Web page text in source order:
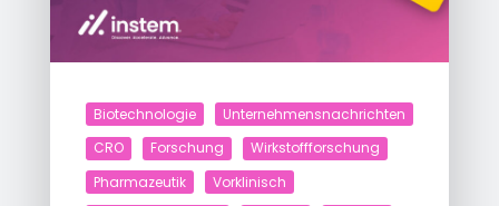
Biotechnologie
Unternehmensnachrichten
CRO
Forschung
Wirkstoffforschung
Pharmazeutik
Vorklinisch